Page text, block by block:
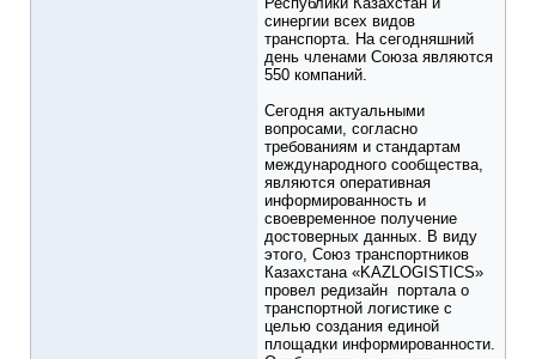
синергии всех видов
транспорта. На сегодняшний
день членами Союза являются
550 компаний.
Сегодня актуальными
вопросами, согласно
требованиям и стандартам
международного сообщества,
являются оперативная
информированность и
своевременное получение
достоверных данных. В виду
этого, Союз транспортников
Казахстана «KAZLOGISTICS»
провел редизайн портала о
транспортной логистике с
целью создания единой
площадки информированности.